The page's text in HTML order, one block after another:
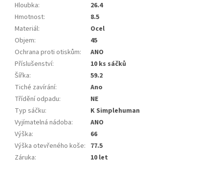
Hloubka:
26.4
Hmotnost:
8.5
Materiál:
Ocel
Objem:
45
Ochrana proti otiskům:
ANO
Příslušenství:
10 ks sáčků
Šířka:
59.2
Tiché zavírání:
Ano
Třídění odpadu:
NE
Typ sáčku:
K Simplehuman
Vyjímatelná nádoba:
ANO
Výška:
66
Výška otevřeného koše: 77.5
Záruka: 10 let